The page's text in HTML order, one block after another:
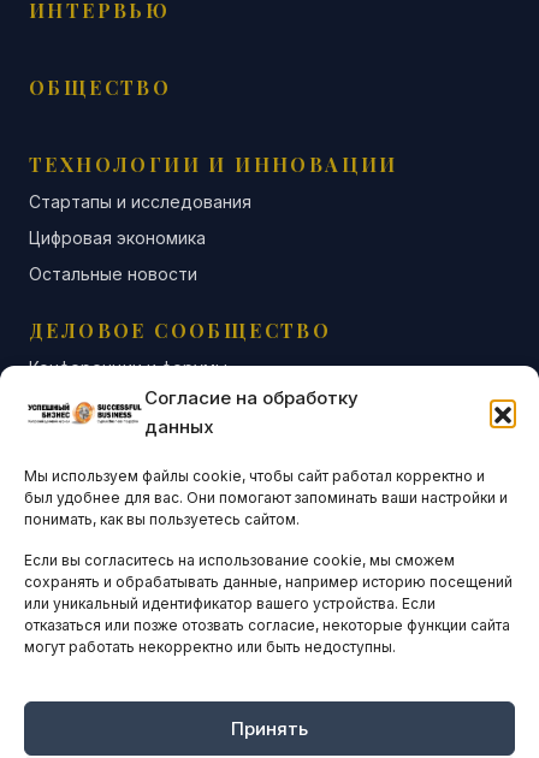
Согласие на обработку
данных
Мы используем файлы cookie, чтобы сайт работал корректно и
был удобнее для вас. Они помогают запоминать ваши настройки и
понимать, как вы пользуетесь сайтом.
Если вы согласитесь на использование cookie, мы сможем
сохранять и обрабатывать данные, например историю посещений
или уникальный идентификатор вашего устройства. Если
отказаться или позже отозвать согласие, некоторые функции сайта
могут работать некорректно или быть недоступны.
Принять
ИНТЕРВЬЮ
ОБЩЕСТВО
ТЕХНОЛОГИИ И ИННОВАЦИИ
Стартапы и исследования
Цифровая экономика
Остальные новости
ДЕЛОВОЕ СООБЩЕСТВО
Конференции и форумы
Бизнес-клубы и ассоциации
Остальные новости
АНАЛИТИКА И СТАТИСТИКА
ARTICLES IN ENGLISH
НАВИГАЦИЯ